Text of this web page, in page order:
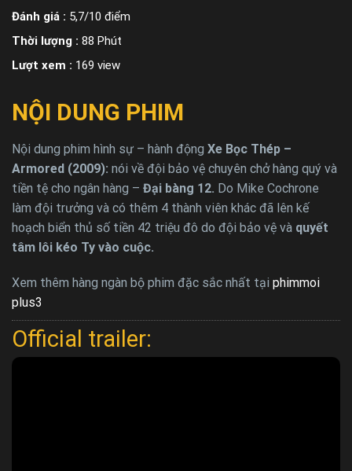
Đánh giá : 5,7/10 điểm
Thời lượng : 88 Phút
Lượt xem : 169 view
NỘI DUNG PHIM
Nội dung phim hình sự – hành động Xe Bọc Thép –
Armored (2009): nói về đội bảo vệ chuyên chở hàng quý và
tiền tệ cho ngân hàng – Đại bàng 12. Do Mike Cochrone
làm đội trưởng và có thêm 4 thành viên khác đã lên kế
hoạch biển thủ số tiền 42 triệu đô do đội bảo vệ và quyết
tâm lôi kéo Ty vào cuộc.
Xem thêm hàng ngàn bộ phim đặc sắc nhất tại phimmoi
plus3
Official trailer: